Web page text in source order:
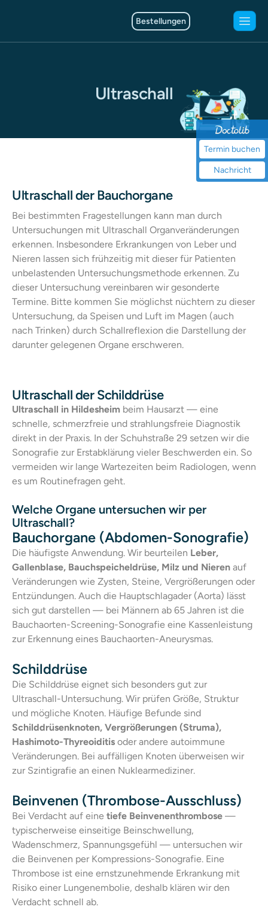
Bestellungen
Termin buchen
Nachricht
Ultraschall
Ultraschall der Bauchorgane
Bei bestimmten Fragestellungen kann man durch
Untersuchungen mit Ultraschall Organveränderungen
erkennen. Insbesondere Erkrankungen von Leber und
Nieren lassen sich frühzeitig mit dieser für Patienten
unbelastenden Untersuchungsmethode erkennen. Zu
dieser Untersuchung vereinbaren wir gesonderte
Termine. Bitte kommen Sie möglichst nüchtern zu dieser
Untersuchung, da Speisen und Luft im Magen (auch
nach Trinken) durch Schallreflexion die Darstellung der
darunter gelegenen Organe erschweren.
Ultraschall der Schilddrüse
Ultraschall in Hildesheim beim Hausarzt — eine
schnelle, schmerzfreie und strahlungsfreie Diagnostik
direkt in der Praxis. In der Schuhstraße 29 setzen wir die
Sonografie zur Erstabklärung vieler Beschwerden ein. So
vermeiden wir lange Wartezeiten beim Radiologen, wenn
es um Routinefragen geht.
Welche Organe untersuchen wir per
Ultraschall?
Bauchorgane (Abdomen-Sonografie)
Die häufigste Anwendung. Wir beurteilen Leber,
Gallenblase, Bauchspeicheldrüse, Milz und Nieren auf
Veränderungen wie Zysten, Steine, Vergrößerungen oder
Entzündungen. Auch die Hauptschlagader (Aorta) lässt
sich gut darstellen — bei Männern ab 65 Jahren ist die
Bauchaorten-Screening-Sonografie eine Kassenleistung
zur Erkennung eines Bauchaorten-Aneurysmas.
Schilddrüse
Die Schilddrüse eignet sich besonders gut zur
Ultraschall-Untersuchung. Wir prüfen Größe, Struktur
und mögliche Knoten. Häufige Befunde sind
Schilddrüsenknoten, Vergrößerungen (Struma),
Hashimoto-Thyreoiditis oder andere autoimmune
Veränderungen. Bei auffälligen Knoten überweisen wir
zur Szintigrafie an einen Nuklearmediziner.
Beinvenen (Thrombose-Ausschluss)
Bei Verdacht auf eine tiefe Beinvenenthrombose —
typischerweise einseitige Beinschwellung,
Wadenschmerz, Spannungsgefühl — untersuchen wir
die Beinvenen per Kompressions-Sonografie. Eine
Thrombose ist eine ernstzunehmende Erkrankung mit
Risiko einer Lungenembolie, deshalb klären wir den
Verdacht schnell ab.